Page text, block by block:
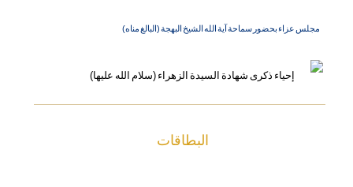
مجلس عزاء بحضور سماحة آية الله الشيخ البهجة (البالغ مناه)
البطاقات